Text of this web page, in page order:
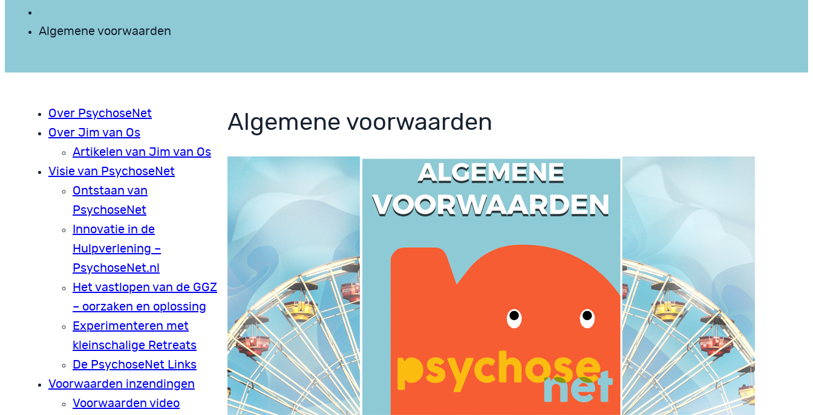
Algemene voorwaarden
Over PsychoseNet
Over Jim van Os
Artikelen van Jim van Os
Visie van PsychoseNet
Ontstaan van
PsychoseNet
Innovatie in de
Hulpverlening –
PsychoseNet.nl
Het vastlopen van de GGZ
– oorzaken en oplossing
Experimenteren met
kleinschalige Retreats
De PsychoseNet Links
Voorwaarden inzendingen
Voorwaarden video
Algemene voorwaarden